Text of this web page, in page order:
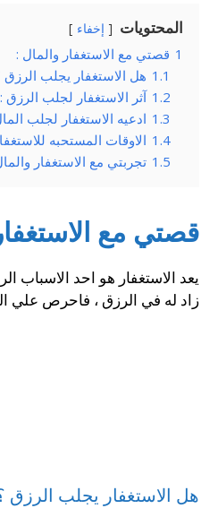
المحتويات إخفاء
1 قصتي مع الاستغفار والمال :
1.1 هل الاستغفار يجلب الرزق
1.2 آثر الاستغفار لجلب الرزق :
1.3 ادعيه الاستغفار لجلب
1.4 الاوقات المستحبه
1.5 تجربتي مع الاستغفار
قصتي مع
يعد الاستغفار هو احد الاسباب
زاد له في الرزق ، فاحرص علي
هل الاستغفار يجلب الرزق